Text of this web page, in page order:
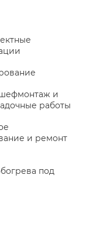
и
работы
и ремонт
под